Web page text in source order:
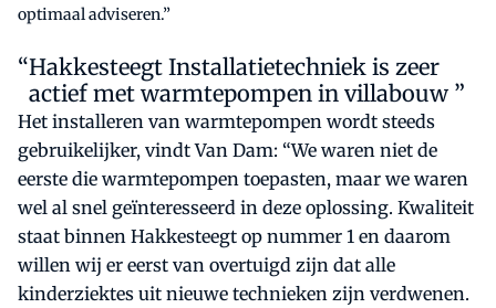
optimaal adviseren.”
Hakkesteegt Installatietechniek is zeer
actief met warmtepompen in villabouw ”
Het installeren van warmtepompen wordt steeds
gebruikelijker, vindt Van Dam: “We waren niet de
eerste die warmtepompen toepasten, maar we waren
wel al snel geïnteresseerd in deze oplossing. Kwaliteit
staat binnen Hakkesteegt op nummer 1 en daarom
willen wij er eerst van overtuigd zijn dat alle
kinderziektes uit nieuwe technieken zijn verdwenen.